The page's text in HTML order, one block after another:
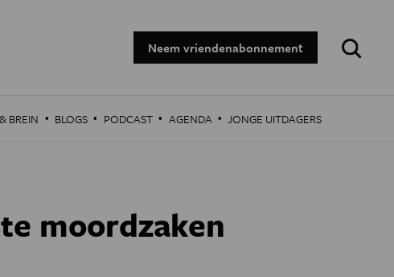
Neem vriendenabonnement
Zoeken:
BREIN · BLOGS · PODCAST · AGENDA · JONGE UITDAGERS
moordzaken